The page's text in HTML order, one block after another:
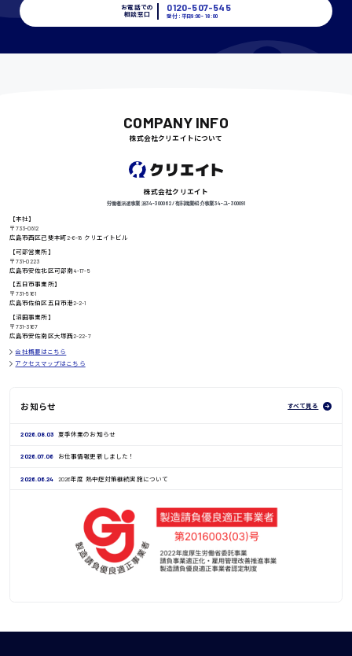
高知県
鳥取県
日給8000円〜
お電話での
相談窓口
0120-507-545
受付：平日9:00 - 18:00
COMPANY INFO
株式会社クリエイトについて
株式会社クリエイト
労働者派遣事業 派34-300062 / 有料職業紹介事業 34-ユ-300091
【本社】
〒733-0812
広島市西区己斐本町2-6-18 クリエイトビル
【可部営業所】
〒731-0223
広島市安佐北区可部南4-17-5
【五日市事業所】
〒731-5161
広島市佐伯区五日市港2-2-1
【沼田事業所】
〒731-3167
広島市安佐南区大塚西2-22-7
会社概要はこちら
アクセスマップはこちら
お知らせ すべて見る
2026.08.03 夏季休業のお知らせ
2026.07.06 お仕事情報更新しました！
2026.06.24 2026年度 熱中症対策継続実施について